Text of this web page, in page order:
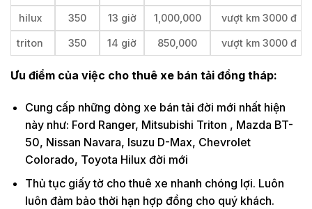
hilux 350 13 giờ 1,000,000 vượt km 3000 đ
triton 350 14 giờ 850,000 vượt km 3000 đ
Ưu điểm của việc cho thuê xe bán tải đồng tháp:
Cung cấp những dòng xe bán tải đời mới nhất hiện
này như: Ford Ranger, Mitsubishi Triton , Mazda BT-
50, Nissan Navara, Isuzu D-Max, Chevrolet
Colorado, Toyota Hilux đời mới
Thủ tục giấy tờ cho thuê xe nhanh chóng lợi. Luôn
luôn đảm bảo thời hạn hợp đồng cho quý khách.